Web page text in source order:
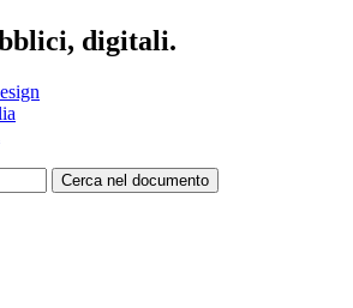
digitali.
Cerca nel documento